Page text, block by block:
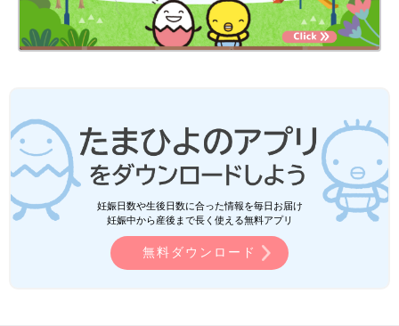
妊娠日数や生後日数に合った情報を毎日お届け
妊娠中から産後まで長く使える無料アプリ
無料ダウンロード